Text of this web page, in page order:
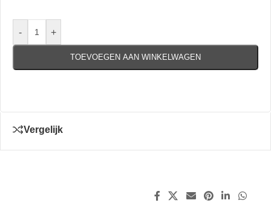
- +
TOEVOEGEN AAN WINKELWAGEN
Vergelijk